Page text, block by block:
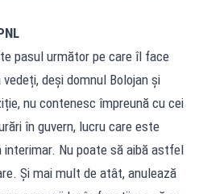
pasul următor pe care îl face
deși domnul Bolojan și
nu contenesc împreună cu cei
în guvern, lucru care este
Nu poate să aibă astfel
Și mai mult de atât, anulează